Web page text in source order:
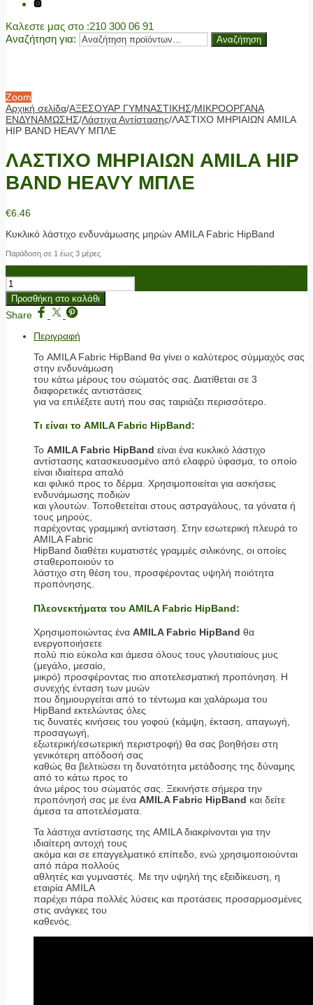
Καλεστε μας στο :210 300 06 91
Αναζήτηση για:
Αναζήτηση
Zoom
Αρχική σελίδα/ΑΞΕΣΟΥΑΡ ΓΥΜΝΑΣΤΙΚΗΣ/ΜΙΚΡΟΟΡΓΑΝΑ
ΕΝΔΥΝΑΜΩΣΗΣ/Λάστιχα Αντίστασης/ΛΑΣΤΙΧΟ ΜΗΡΙΑΙΩΝ AMILA
HIP BAND HEAVY ΜΠΛΕ
ΛΑΣΤΙΧΟ ΜΗΡΙΑΙΩΝ AMILA HIP
BAND HEAVY ΜΠΛΕ
€6.46
Κυκλικό λάστιχο ενδυνάμωσης μηρών AMILA Fabric HipBand
Παράδοση σε 1 έως 3 μέρες
Προσθήκη στο καλάθι
Share
Περιγραφή
Το AMILA Fabric HipBand θα γίνει ο καλύτερος σύμμαχός σας
στην ενδυνάμωση
του κάτω μέρους του σώματός σας. Διατίθεται σε 3
διαφορετικές αντιστάσεις
για να επιλέξετε αυτή που σας ταιριάζει περισσότερο.
Τι είναι το AMILA Fabric HipBand:
To AMILA Fabric HipBand είναι ένα κυκλικό λάστιχο
αντίστασης κατασκευασμένο από ελαφρύ ύφασμα, το οποίο
είναι ιδιαίτερα απαλό
και φιλικό προς το δέρμα. Χρησιμοποιείται για ασκήσεις
ενδυνάμωσης ποδιών
και γλουτών. Τοποθετείται στους αστραγάλους, τα γόνατα ή
τους μηρούς,
παρέχοντας γραμμική αντίσταση. Στην εσωτερική πλευρά το
AMILA Fabric
HipBand διαθέτει κυματιστές γραμμές σιλικόνης, οι οποίες
σταθεροποιούν το
λάστιχο στη θέση του, προσφέροντας υψηλή ποιότητα
προπόνησης.
Πλεονεκτήματα του AMILA Fabric HipBand:
Χρησιμοποιώντας ένα AMILA Fabric HipBand θα
ενεργοποιήσετε
πολύ πιο εύκολα και άμεσα όλους τους γλουτιαίους μυς
(μεγάλο, μεσαίο,
μικρό) προσφέροντας πιο αποτελεσματική προπόνηση. Η
συνεχής ένταση των μυών
που δημιουργείται από το τέντωμα και χαλάρωμα του
HipBand εκτελώντας όλες
τις δυνατές κινήσεις του γοφού (κάμψη, έκταση, απαγωγή,
προσαγωγή,
εξωτερική/εσωτερική περιστροφή) θα σας βοηθήσει στη
γενικότερη απόδοσή σας
καθώς θα βελτιώσει τη δυνατότητα μετάδοσης της δύναμης
από το κάτω προς το
άνω μέρος του σώματός σας. Ξεκινήστε σήμερα την
προπόνησή σας με ένα AMILA Fabric HipBand και δείτε
άμεσα τα αποτελέσματα.
Τα λάστιχα αντίστασης της AMILA διακρίνονται για την
ιδιαίτερη αντοχή τους
ακόμα και σε επαγγελματικό επίπεδο, ενώ χρησιμοποιούνται
από πάρα πολλούς
αθλητές και γυμναστές. Με την υψηλή της εξειδίκευση, η
εταιρία AMILA
παρέχει πάρα πολλές λύσεις και προτάσεις προσαρμοσμένες
στις ανάγκες του
καθενός.